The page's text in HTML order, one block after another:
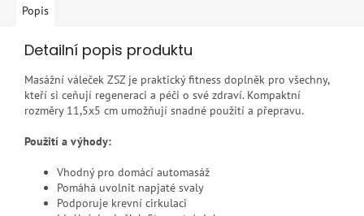
Popis
Detailní popis produktu
Masážní váleček ZSZ je praktický fitness doplněk pro všechny,
kteří si ceňují regeneraci a péči o své zdraví. Kompaktní
rozměry 11,5x5 cm umožňují snadné použití a přepravu.
Použití a výhody:
Vhodný pro domácí automasáž
Pomáhá uvolnit napjaté svaly
Podporuje krevní cirkulaci